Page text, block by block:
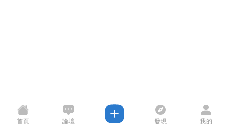
首頁 論壇 發現 我的